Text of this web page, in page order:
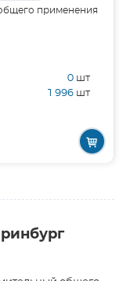
применения
0 шт
1 996 шт